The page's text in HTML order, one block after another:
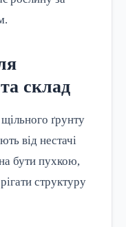
склад
ґрунту
від нестачі
бути пухкою,
структуру